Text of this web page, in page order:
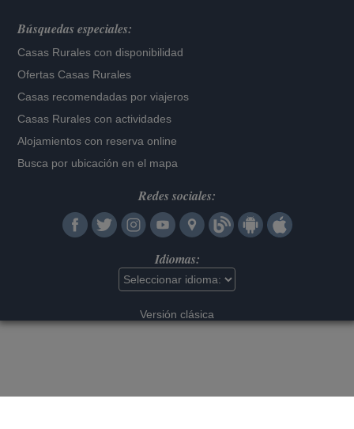
Búsquedas especiales:
Casas Rurales con disponibilidad
Ofertas Casas Rurales
Casas recomendadas por viajeros
Casas Rurales con actividades
Alojamientos con reserva online
Busca por ubicación en el mapa
Redes sociales:
Idiomas:
Versión clásica